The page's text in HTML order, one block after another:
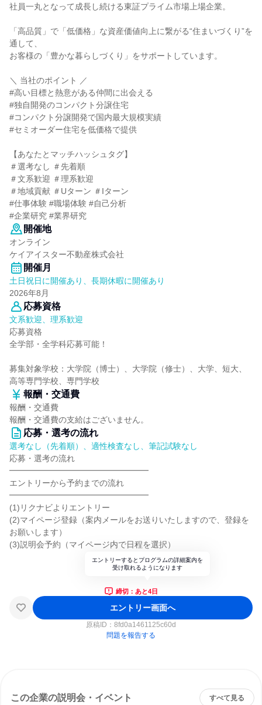
社員一丸となって成長し続ける東証プライム市場上場企業。
「高品質」で「低価格」な資産価値向上に繋がる“住まいづくり”を
通して、
お客様の「豊かな暮らしづくり」をサポートしています。
＼ 当社のポイント ／
#高い目標と熱意がある仲間に出会える
#独自開発のコンパクト分譲住宅
#コンパクト分譲開発で国内最大規模実績
#セミオーダー住宅を低価格で提供
【あなたとマッチハッシュタグ】
＃選考なし ＃先着順
＃文系歓迎 ＃理系歓迎
＃地域貢献 ＃Uターン ＃Iターン
#仕事体験 #職場体験 #自己分析
#企業研究 #業界研究
開催地
オンライン
ケイアイスター不動産株式会社
開催月
土日祝日に開催あり、長期休暇に開催あり
2026年8月
応募資格
文系歓迎、理系歓迎
応募資格
全学部・全学科応募可能！
募集対象学校：大学院（博士）、大学院（修士）、大学、短大、
高等専門学校、専門学校
報酬・交通費
報酬・交通費
報酬・交通費の支給はございません。
応募・選考の流れ
選考なし（先着順）、適性検査なし、筆記試験なし
応募・選考の流れ
━━━━━━━━━━━━━━━━━
エントリーから予約までの流れ
━━━━━━━━━━━━━━━━━
(1)リクナビよりエントリー
(2)マイページ登録（案内メールをお送りいたしますので、登録を
お願いします）
(3)説明会予約（マイページ内で日程を選択）
エントリーするとプログラムの詳細案内を
受け取れるようになります
締切：あと4日
エントリー画面へ
原稿ID： 8fd0a1461125c60d
問題を報告する
この企業の説明会・イベント すべて見る